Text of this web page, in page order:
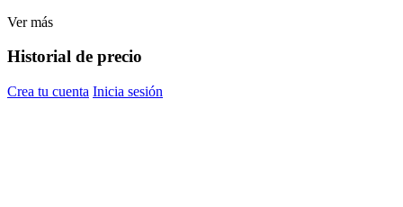
Ver más
Historial de precio
Crea tu cuenta Inicia sesión